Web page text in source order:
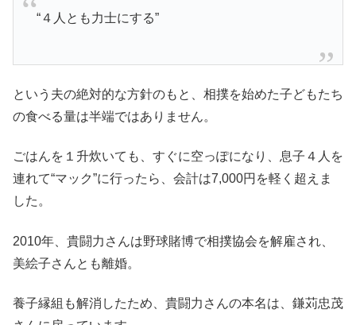
“４人とも力士にする”
という夫の絶対的な方針のもと、相撲を始めた子どもたち
の食べる量は半端ではありません。
ごはんを１升炊いても、すぐに空っぽになり、息子４人を
連れて“マック”に行ったら、会計は7,000円を軽く超えま
した。
2010年、貴闘力さんは野球賭博で相撲協会を解雇され、
美絵子さんとも離婚。
養子縁組も解消したため、貴闘力さんの本名は、鎌苅忠茂